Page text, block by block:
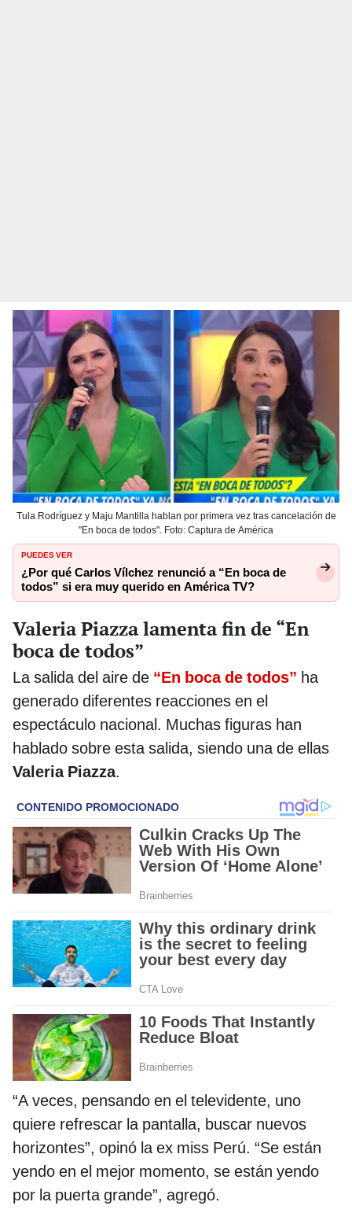
Tula Rodríguez y Maju Mantilla hablan por primera vez tras cancelación de
"En boca de todos". Foto: Captura de América
PUEDES VER
¿Por qué Carlos Vílchez renunció a “En boca de
todos” si era muy querido en América TV?
Valeria Piazza lamenta fin de “En
boca de todos”
La salida del aire de “En boca de todos” ha
generado diferentes reacciones en el
espectáculo nacional. Muchas figuras han
hablado sobre esta salida, siendo una de ellas
Valeria Piazza.
“A veces, pensando en el televidente, uno
quiere refrescar la pantalla, buscar nuevos
horizontes”, opinó la ex miss Perú. “Se están
yendo en el mejor momento, se están yendo
por la puerta grande”, agregó.